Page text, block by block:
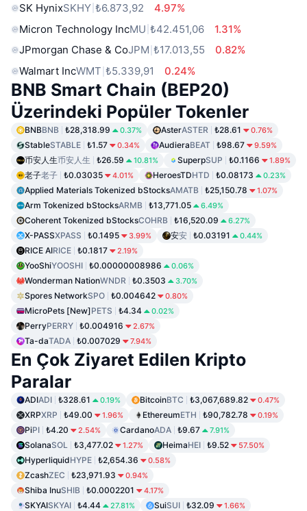
SK HynixSKHY ₺6.873,92
4.97%
Micron Technology IncMU ₺42.451,06
1.31%
JPmorgan Chase & CoJPM ₺17.013,55
0.82%
Walmart IncWMT ₺5.339,91 0.24%
BNB Smart Chain (BEP20)
Üzerindeki Popüler Tokenler
BNBBNB ₺28,318.99 0.37% AsterASTER ₺28.61 0.76%
StableSTABLE ₺1.57 0.34% AudieraBEAT ₺98.67 9.59%
币安人生币安人生 ₺26.59 10.81% SuperpSUP ₺0.1166 1.89%
老子老子 ₺0.03035 4.01% HeroesTDHTD ₺0.08173 0.23%
Applied Materials Tokenized bStocksAMATB ₺25,150.78 1.07%
Arm Tokenized bStocksARMB ₺13,771.05 6.49%
Coherent Tokenized bStocksCOHRB ₺16,520.09 6.27%
X-PASSXPASS ₺0.1495 3.99% 安安 ₺0.03191 0.44%
RICE AIRICE ₺0.1817 2.19%
YooShiYOOSHI ₺0.00000008986 0.06%
Wonderman NationWNDR ₺0.3503 3.70%
Spores NetworkSPO ₺0.004642 0.80%
MicroPets [New]PETS ₺4.34 0.02%
PerryPERRY ₺0.004916 2.67%
Ta-daTADA ₺0.007029 7.94%
En Çok Ziyaret Edilen Kripto
Paralar
ADIADI ₺328.61 0.19% BitcoinBTC ₺3,067,689.82 0.47%
XRPXRP ₺49.00 1.96% EthereumETH ₺90,782.78 0.19%
PiPI ₺4.20 2.54% CardanoADA ₺9.67 7.91%
SolanaSOL ₺3,477.02 1.27% HeimaHEI ₺9.52 57.50%
HyperliquidHYPE ₺2,654.36 0.58%
ZcashZEC ₺23,971.93 0.94%
Shiba InuSHIB ₺0.0002201 4.17%
SKYAISKYAI ₺4.44 27.81% SuiSUI ₺32.09 1.66%